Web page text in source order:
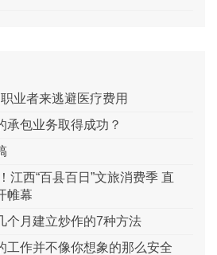
业者来逃避医疗费用
承包业务取得成功？
江西“百县百日”文旅消费季 直
帷幕
个月建立炒作的7种方法
工作并不像你想象的那么安全